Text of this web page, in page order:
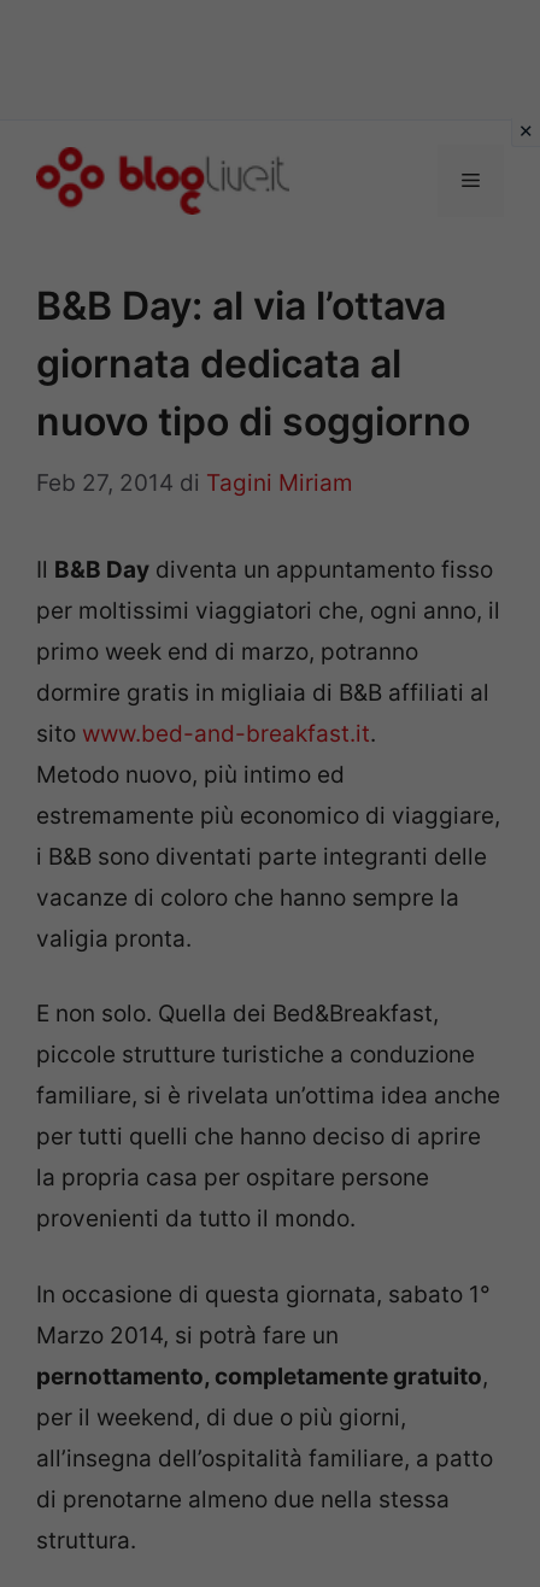
Menu
B&B Day: al via l’ottava
giornata dedicata al
nuovo tipo di soggiorno
Feb 27, 2014 di Tagini Miriam
Il B&B Day diventa un appuntamento fisso
per moltissimi viaggiatori che, ogni anno, il
primo week end di marzo, potranno
dormire gratis in migliaia di B&B affiliati al
sito www.bed-and-breakfast.it.
Metodo nuovo, più intimo ed
estremamente più economico di viaggiare,
i B&B sono diventati parte integranti delle
vacanze di coloro che hanno sempre la
valigia pronta.
E non solo. Quella dei Bed&Breakfast,
piccole strutture turistiche a conduzione
familiare, si è rivelata un’ottima idea anche
per tutti quelli che hanno deciso di aprire
la propria casa per ospitare persone
provenienti da tutto il mondo.
In occasione di questa giornata, sabato 1°
Marzo 2014, si potrà fare un
pernottamento, completamente gratuito,
per il weekend, di due o più giorni,
all’insegna dell’ospitalità familiare, a patto
di prenotarne almeno due nella stessa
struttura.